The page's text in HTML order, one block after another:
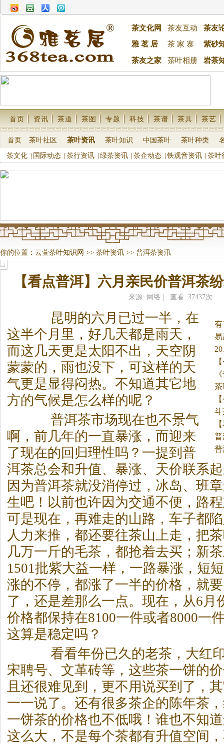
茶文化网 茶友互动
茶友
雅 茗 居
茶 家 寨 紫砂
茶友之家 茶叶相册 岩茶
首页 资讯 茶道 茶图 专题 科技 茶谱 茶具 茶艺
首页 茶叶社区 茶叶资讯 茶叶知识 中国茶叶 茶叶种类
茶文化 国际动态 茶行资讯 绿茶资讯 茶企动态 铁观音资讯 茶叶
你的位置： 云萱茶叶知识网 >> 茶叶资讯 >> 普洱茶资汛
【看点普洱】六月亲民价普洱茶
来源: 网络 | 查看: 37437次
岛
分
外
利
店
纷
昆明的六月已过一半，在
这半个月里，好几天都是雨天，
而这几天更是太阳不出，天空阴
蒙蒙的，雨也没下，可这样的天
气更是显得闷热。 不知道其它地
方的气候是怎么样的呢？
普洱茶市场现在也不景气
啊，前几年的一直暴涨，而迎来
了现在的回归理性吗？一提到普
洱茶总会和升值、暴涨、天价联系
因为普洱茶就没消停过，冰岛、班
生吧！以前也许因为交通不便，路
可是现在，再难走的山路，车子都
人力来推，都还要往茶山上走，把茶
几万一斤的毛茶 ，都抢着去买；新茶
1501批紫大益一样，一路暴涨，短
涨的不停，都涨了一半的价格，就
了，还是差那么一点。现在，从6月
价格都保持在8100一件或者8000一
这算是稳定吗？
看看年份已久的老茶 ，大红
宋聘号、文革砖等，这些茶一饼的
且还很难见到，更不用说买到了，
一一说了。还有很多茶企的陈年茶
一饼茶的价格也不低哦！谁也不知
这么大，不是每个茶都有升值空间